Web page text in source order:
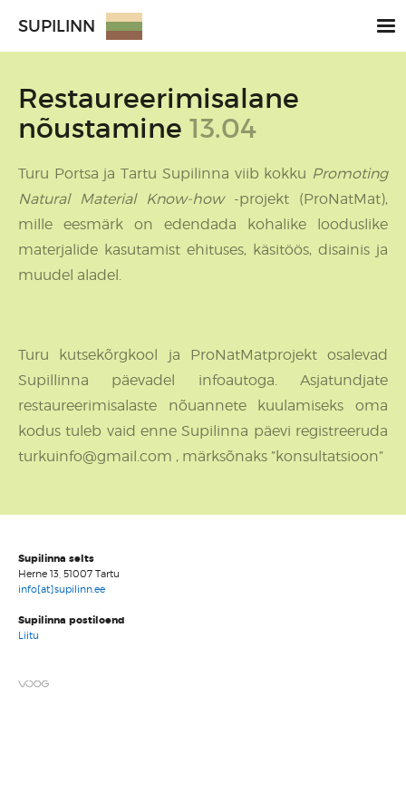
SUPILINN
Restaureerimisalane
nõustamine 13.04
Turu Portsa ja Tartu Supilinna viib kokku Promoting
Natural Material Know-how -projekt (ProNatMat),
mille eesmärk on edendada kohalike looduslike
materjalide kasutamist ehituses, käsitöös, disainis ja
muudel aladel.
Turu kutsekõrgkool ja ProNatMatprojekt osalevad
Supillinna päevadel infoautoga. Asjatundjate
restaureerimisalaste nõuannete kuulamiseks oma
kodus tuleb vaid enne Supilinna päevi registreeruda
turkuinfo@gmail.com , märksõnaks ”konsultatsioon”
Supilinna selts
Herne 13, 51007 Tartu
info[at]supilinn.ee
Supilinna postiloend
Liitu